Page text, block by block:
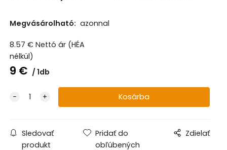
Megvásárolható: azonnal
8.57 € Nettó ár (HÉA
nélkül)
9 € 1db
Sledovať
produkt
Pridať do
obľúbených
Zdielať